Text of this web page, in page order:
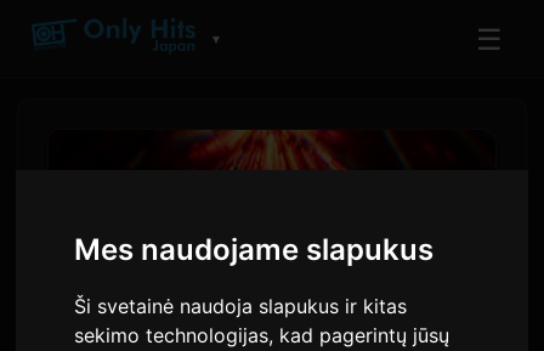
Mes naudojame slapukus
Ši svetainė naudoja slapukus ir kitas
sekimo technologijas, kad pagerintų jūsų
▼ ☰